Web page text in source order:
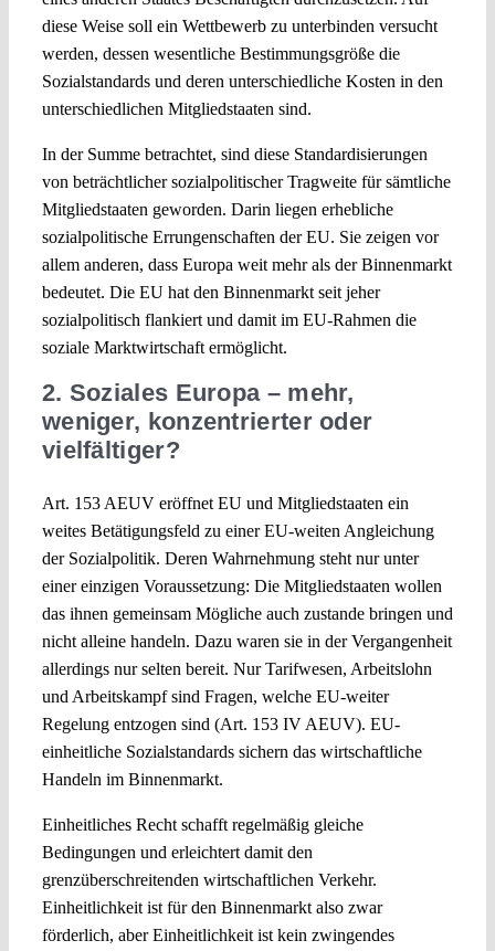
diese Weise soll ein Wettbewerb zu unterbinden versucht
werden, dessen wesentliche Bestimmungsgröße die
Sozialstandards und deren unterschiedliche Kosten in den
unterschiedlichen Mitgliedstaaten sind.
In der Summe betrachtet, sind diese Standardisierungen
von beträchtlicher sozialpolitischer Tragweite für sämtliche
Mitgliedstaaten geworden. Darin liegen erhebliche
sozialpolitische Errungenschaften der EU. Sie zeigen vor
allem anderen, dass Europa weit mehr als der Binnenmarkt
bedeutet. Die EU hat den Binnenmarkt seit jeher
sozialpolitisch flankiert und damit im EU-Rahmen die
soziale Marktwirtschaft ermöglicht.
2. Soziales Europa – mehr,
weniger, konzentrierter oder
vielfältiger?
Art. 153 AEUV eröffnet EU und Mitgliedstaaten ein
weites Betätigungsfeld zu einer EU-weiten Angleichung
der Sozialpolitik. Deren Wahrnehmung steht nur unter
einer einzigen Voraussetzung: Die Mitgliedstaaten wollen
das ihnen gemeinsam Mögliche auch zustande bringen und
nicht alleine handeln. Dazu waren sie in der Vergangenheit
allerdings nur selten bereit. Nur Tarifwesen, Arbeitslohn
und Arbeitskampf sind Fragen, welche EU-weiter
Regelung entzogen sind (Art. 153 IV AEUV). EU-
einheitliche Sozialstandards sichern das wirtschaftliche
Handeln im Binnenmarkt.
Einheitliches Recht schafft regelmäßig gleiche
Bedingungen und erleichtert damit den
grenzüberschreitenden wirtschaftlichen Verkehr.
Einheitlichkeit ist für den Binnenmarkt also zwar
förderlich, aber Einheitlichkeit ist kein zwingendes